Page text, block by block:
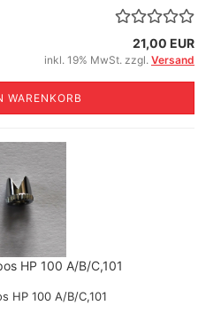
21,00 EUR
inkl. 19% MwSt. zzgl. Versand
WARENKORB
HP 100 A/B/C,101
HP 100 A/B/C,101